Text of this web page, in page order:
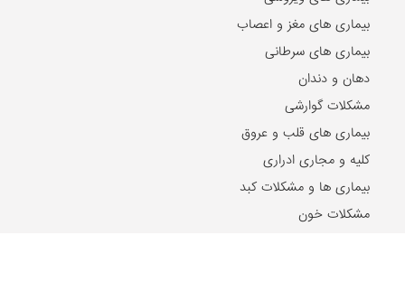
بیماری های مغز و اعصاب
بیماری های سرطانی
دهان و دندان
مشکلات گوارشی
بیماری های قلب و عروق
کلیه و مجاری ادراری
بیماری ها و مشکلات کبد
مشکلات خون